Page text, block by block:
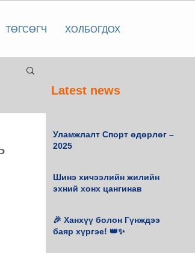
ТӨГСӨГЧ ХОЛБОГДОХ
Latest news
Уламжлалт Спорт өдөрлөг –
2025
Шинэ хичээлийн жилийн
эхний хонх цангинав
🎉 Ханхүү болон Гүнждээ
баяр хүргэе! 👑✨